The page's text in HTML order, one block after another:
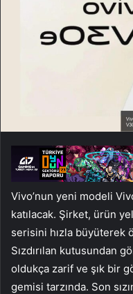
Vivo’nun yeni modeli
katılacak. Şirket, ürün
serisini hızla büyüterek
Sızdırılan kutusundan
oldukça zarif ve şık bir
gemisi tarzında. Son